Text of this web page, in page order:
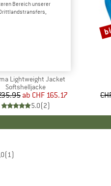
Lightweight Jacket
Produktgruppe
Softshelljacke
Preis
reduzierter Preis
ab CHF 165.17
5.0(2)
(1)
Bereich unserer